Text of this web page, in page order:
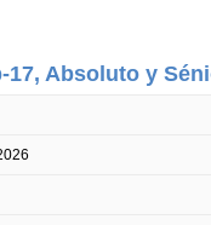
17, Absoluto y